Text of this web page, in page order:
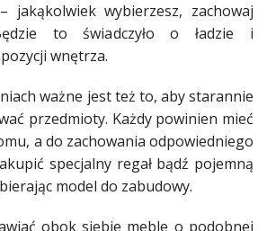
jakąkolwiek wybierzesz, zachowaj
to świadczyło o ładzie i
wnętrza.
ważne jest też to, aby starannie
przedmioty. Każdy powinien mieć
a do zachowania odpowiedniego
specjalny regał bądź pojemną
model do zabudowy.
obok siebie meble o podobnej